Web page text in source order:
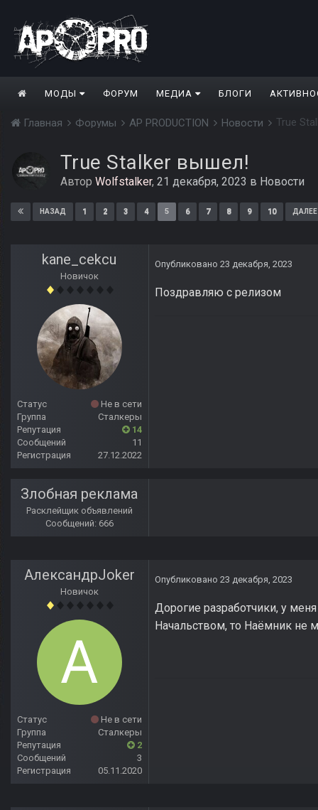
МОДЫ ФОРУМ МЕДИА БЛОГИ
Главная Форумы AP PRODUCTION Новости True
True Stalker вышел!
Автор Wolfstalker, 21 декабря, 2023 в Новости
НАЗАД 1 2 3 4 5 6 7 8 9 10 ДАЛЕЕ
kane_cekcu
Новичок
Статус
Не в сети
Группа
Сталкеры
Репутация
14
Сообщений
11
Регистрация
27.12.2022
Опубликовано 23 декабря, 2023
Поздравляю с релизом
Злобная реклама
Расклейщик объявлений
Сообщений: 666
АлександрJoker
Новичок
Статус
Не в сети
Группа
Сталкеры
Репутация
2
Сообщений
3
Регистрация
05.11.2020
Опубликовано 23 декабря, 2023
Дорогие разработчики, у
Начальством, то Наёмник не